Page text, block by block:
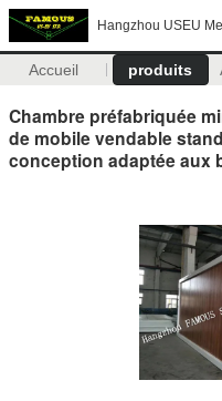
Hangzhou USEU
Accueil produits
Chambre préfabriquée
de mobile vendable
conception adaptée aux